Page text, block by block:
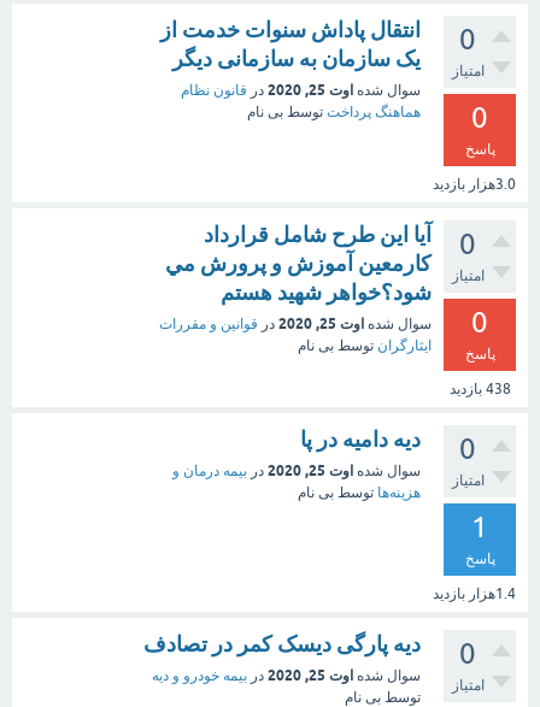
0
امتیاز
0
پاسخ
3.0هزار بازدید
انتقال پاداش سنوات خدمت از
یک سازمان به سازمانی دیگر
سوال شده اوت 25, 2020 در قانون نظام
هماهنگ پرداخت توسط بی نام
0
امتیاز
0
پاسخ
438 بازدید
آيا اين طرح شامل قرارداد
كارمعين آموزش و پرورش مي
شود؟خواهر شهيد هستم
سوال شده اوت 25, 2020 در قوانین و مقررات
ایثارگران توسط بی نام
0
امتیاز
1
پاسخ
1.4هزار بازدید
دیه دامیه در پا
سوال شده اوت 25, 2020 در بیمه درمان و
هزینه‌ها توسط بی نام
0
امتیاز
دیه پارگی دیسک کمر در تصادف
سوال شده اوت 25, 2020 در بیمه خودرو و دیه
توسط بی نام